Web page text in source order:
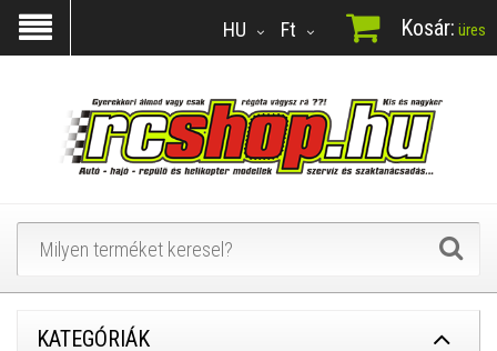
Ft
HU Kosár: üres
KATEGÓRIÁK